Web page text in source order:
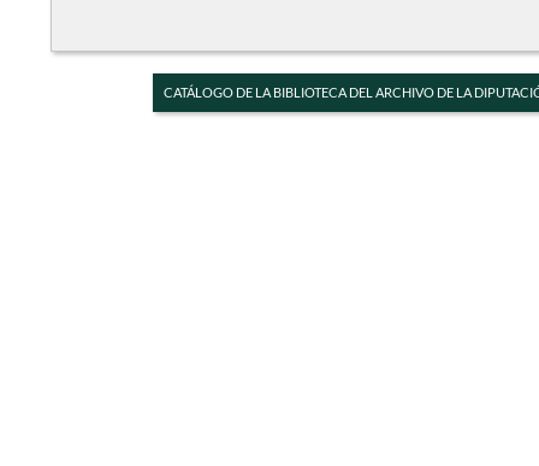
CATÁLOGO DE LA BIBLIOTECA DEL ARCHIVO DE LA